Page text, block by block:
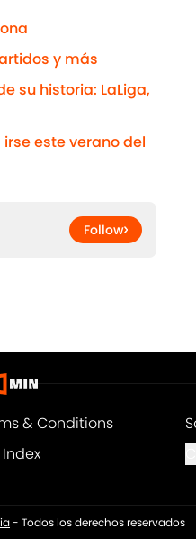
y más
su historia: LaLiga,
este verano del
Follow
& Conditions
- Todos los derechos reservados